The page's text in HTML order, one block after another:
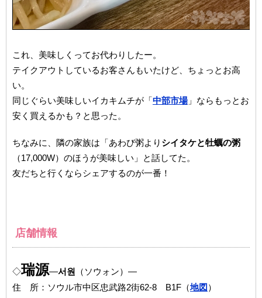
これ、美味しくってお代わりしたー。
テイクアウトしているお客さんもいたけど、ちょっとお高
い。
同じぐらい美味しいイカキムチが「中部市場」ならもっとお
安く買えるかも？と思った。
ちなみに、隣の家族は「あわび粥より シイタケと牡蠣の粥
（17,000W）のほうが美味しい」と話してた。
友だちと行くならシェアするのが一番！
店舗情報
◇瑞源―서원
（ソウォン）―
住 所：ソウル市中区忠武路2街62-8 B1F（地図 ）